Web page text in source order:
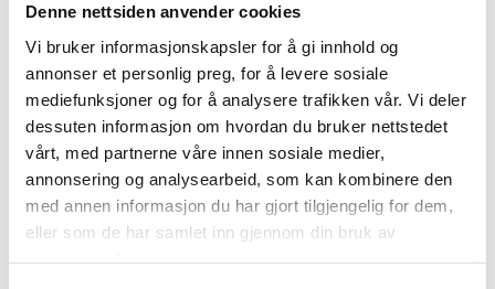
Denne nettsiden anvender cookies
Vi bruker informasjonskapsler for å gi innhold og
annonser et personlig preg, for å levere sosiale
mediefunksjoner og for å analysere trafikken vår. Vi deler
dessuten informasjon om hvordan du bruker nettstedet
vårt, med partnerne våre innen sosiale medier,
annonsering og analysearbeid, som kan kombinere den
med annen informasjon du har gjort tilgjengelig for dem,
eller som de har samlet inn gjennom din bruk av
Taktekking av flere boliger.
Leveranse
Tekking av til sammen 40 tak inkludert boliger, boder og
lignende. I gang med første tak på en 8-mannsbolig.